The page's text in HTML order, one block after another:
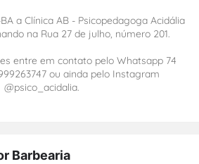
a Clínica AB - Psicopedagoga Acidália
na Rua 27 de julho, número 201.
entre em contato pelo Whatsapp 74
ou ainda pelo Instagram
@psico_acidalia.
Barbearia